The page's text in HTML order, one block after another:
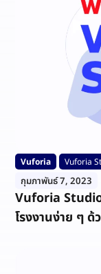
Vuforia Vuforia
กุมภาพันธ์ 7, 2023
Vuforia
โรงงานง่าย ๆ